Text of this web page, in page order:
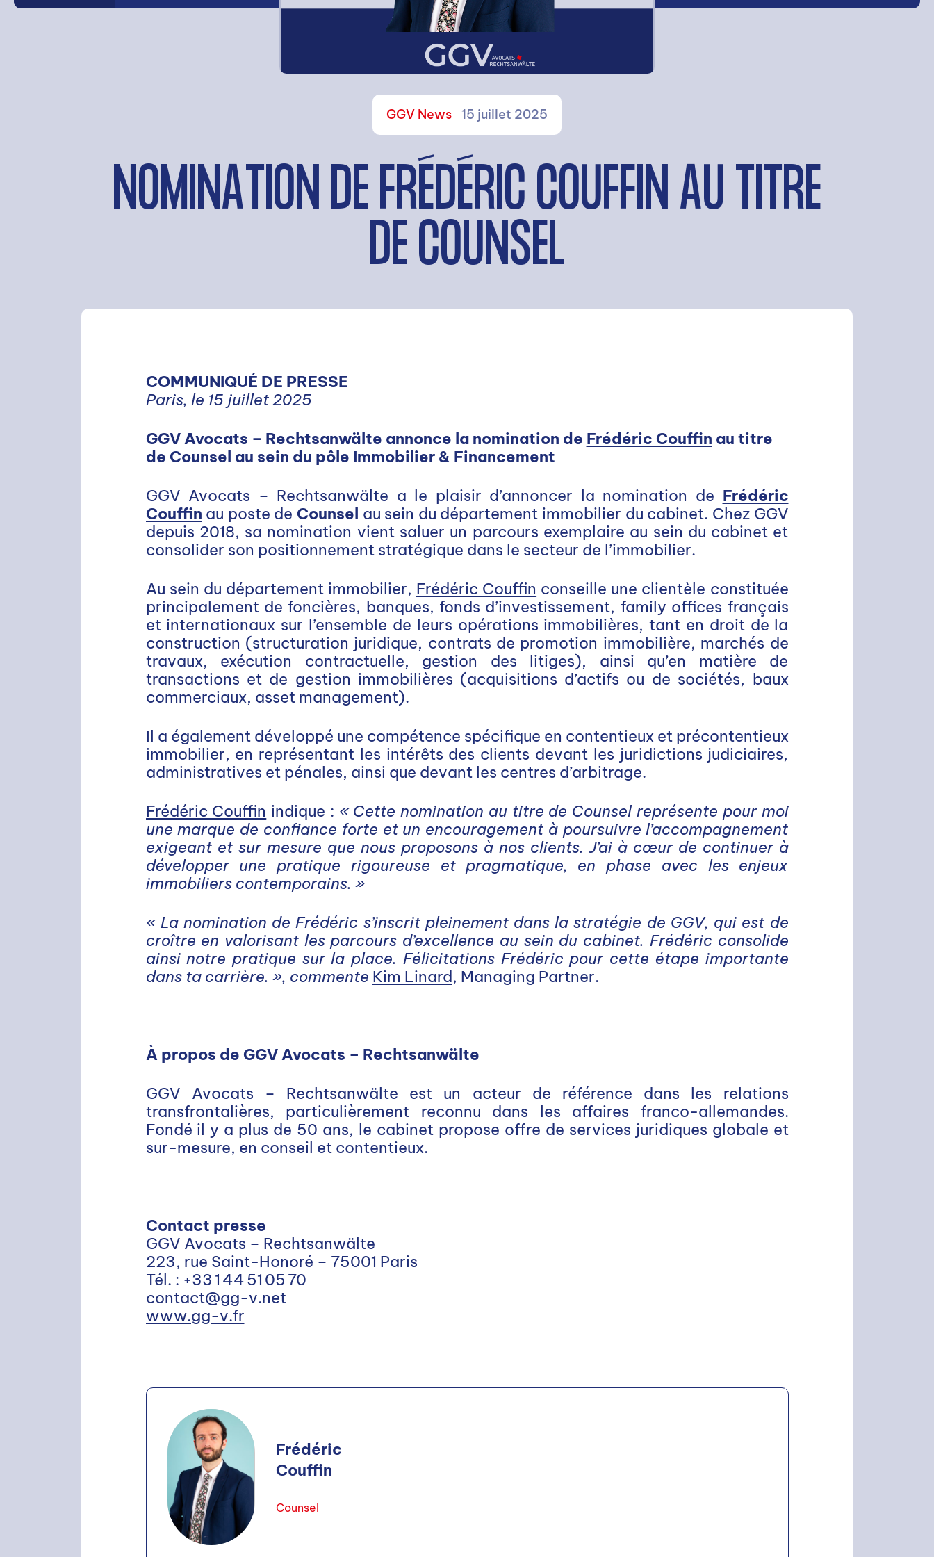
Rechercher
GGV News 15 juillet 2025
NOMINATION DE FRÉDÉRIC COUFFIN AU TITRE
DE COUNSEL
COMMUNIQUÉ DE PRESSE
Paris, le 15 juillet 2025
GGV Avocats – Rechtsanwälte annonce la nomination de Frédéric Couffin au titre
de Counsel au sein du pôle Immobilier & Financement
GGV Avocats – Rechtsanwälte a le plaisir d’annoncer la nomination de Frédéric
Couffin au poste de Counsel au sein du département immobilier du cabinet. Chez GGV
depuis 2018, sa nomination vient saluer un parcours exemplaire au sein du cabinet et
consolider son positionnement stratégique dans le secteur de l’immobilier.
Au sein du département immobilier, Frédéric Couffin conseille une clientèle constituée
principalement de foncières, banques, fonds d’investissement, family offices français
et internationaux sur l’ensemble de leurs opérations immobilières, tant en droit de la
construction (structuration juridique, contrats de promotion immobilière, marchés de
travaux, exécution contractuelle, gestion des litiges), ainsi qu’en matière de
transactions et de gestion immobilières (acquisitions d’actifs ou de sociétés, baux
commerciaux, asset management).
Il a également développé une compétence spécifique en contentieux et précontentieux
immobilier, en représentant les intérêts des clients devant les juridictions judiciaires,
administratives et pénales, ainsi que devant les centres d’arbitrage.
Frédéric Couffin indique : « Cette nomination au titre de Counsel représente pour moi
une marque de confiance forte et un encouragement à poursuivre l’accompagnement
exigeant et sur mesure que nous proposons à nos clients. J’ai à cœur de continuer à
développer une pratique rigoureuse et pragmatique, en phase avec les enjeux
immobiliers contemporains. »
« La nomination de Frédéric s’inscrit pleinement dans la stratégie de GGV, qui est de
croître en valorisant les parcours d’excellence au sein du cabinet. Frédéric consolide
ainsi notre pratique sur la place. Félicitations Frédéric pour cette étape importante
dans ta carrière. », commente Kim Linard, Managing Partner.
À propos de GGV Avocats – Rechtsanwälte
GGV Avocats – Rechtsanwälte est un acteur de référence dans les relations
transfrontalières, particulièrement reconnu dans les affaires franco-allemandes.
Fondé il y a plus de 50 ans, le cabinet propose offre de services juridiques globale et
sur-mesure, en conseil et contentieux.
Contact presse
GGV Avocats – Rechtsanwälte
223, rue Saint-Honoré – 75001 Paris
Tél. : +33 1 44 51 05 70
contact@gg-v.net
www.gg-v.fr
Frédéric
Couffin
Counsel